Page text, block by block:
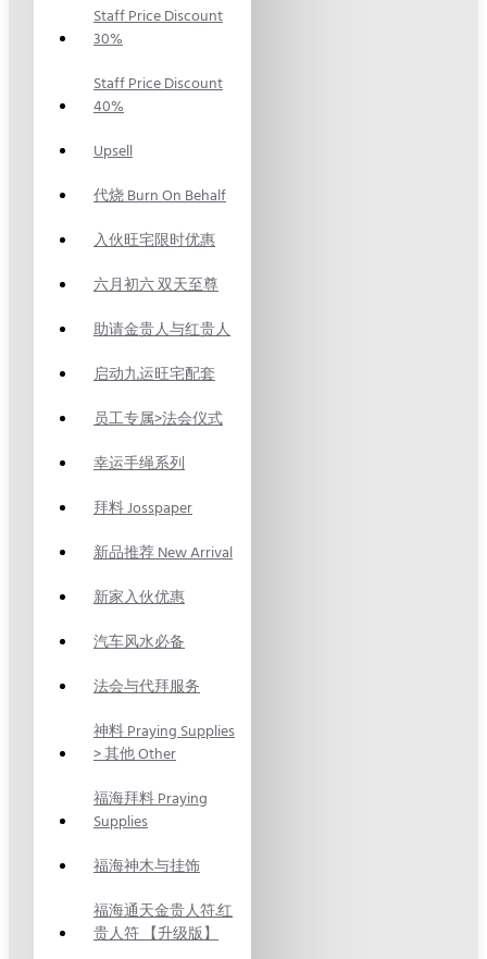
Staff Price Discount
30%
Staff Price Discount
40%
Upsell
代烧 Burn On Behalf
入伙旺宅限时优惠
六月初六 双天至尊
助请金贵人与红贵人
启动九运旺宅配套
员工专属>法会仪式
幸运手绳系列
拜料 Josspaper
新品推荐 New Arrival
新家入伙优惠
汽车风水必备
法会与代拜服务
神料 Praying Supplies
> 其他 Other
福海拜料 Praying
Supplies
福海神木与挂饰
福海通天金贵人符.红
贵人符 【升级版】